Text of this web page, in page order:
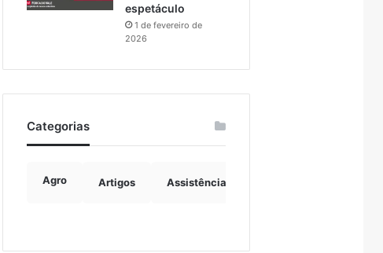
espetáculo
1 de fevereiro de
2026
Categorias
Agro Artigos Assistência Social